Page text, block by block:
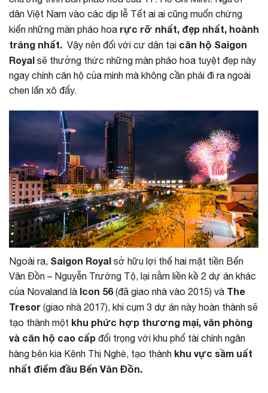
dân Việt Nam vào các dịp lễ Tết ai ai cũng muốn chứng
kiến những màn pháo hoa rực rỡ nhất, đẹp nhất, hoành
tráng nhất. Vậy nên đối với cư dân tại căn hộ Saigon
Royal sẽ thưởng thức những màn pháo hoa tuyệt đẹp này
ngay chính căn hộ của mình mà không cần phải đi ra ngoài
chen lấn xô đẩy.
Ngoài ra, Saigon Royal sở hữu lợi thế hai mặt tiền Bến
Vân Đồn – Nguyễn Trường Tộ, lại nằm liền kề 2 dự án khác
của Novaland là Icon 56(đã giao nhà vào 2015) và The
Tresor (giao nhà 2017), khi cụm 3 dự án này hoàn thành sẽ
tạo thành một khu phức hợp thương mại, văn phòng
và căn hộ cao cấp đối trọng với khu phố tài chính ngân
hàng bên kia Kênh Thị Nghè, tạo thành khu vực sầm uất
nhất điểm đầu Bến Vân Đồn.